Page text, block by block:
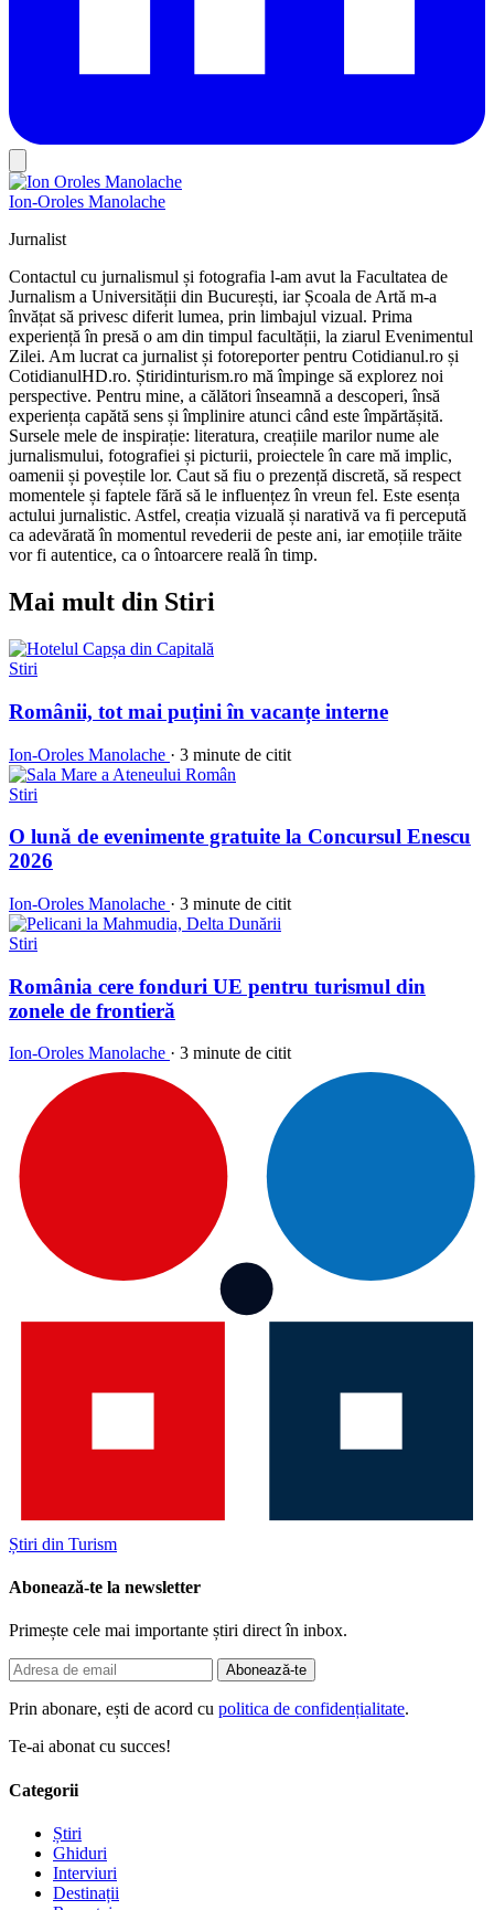
Ion-Oroles Manolache
Jurnalist
Contactul cu jurnalismul și fotografia l-am avut la Facultatea de
Jurnalism a Universității din București, iar Școala de Artă m-a
învățat să privesc diferit lumea, prin limbajul vizual. Prima
experiență în presă o am din timpul facultății, la ziarul Evenimentul
Zilei. Am lucrat ca jurnalist și fotoreporter pentru Cotidianul.ro și
CotidianulHD.ro. Știridinturism.ro mă împinge să explorez noi
perspective. Pentru mine, a călători înseamnă a descoperi, însă
experiența capătă sens și împlinire atunci când este împărtășită.
Sursele mele de inspirație: literatura, creațiile marilor nume ale
jurnalismului, fotografiei și picturii, proiectele în care mă implic,
oamenii și poveștile lor. Caut să fiu o prezență discretă, să respect
momentele și faptele fără să le influențez în vreun fel. Este esența
actului jurnalistic. Astfel, creația vizuală și narativă va fi percepută
ca adevărată în momentul revederii de peste ani, iar emoțiile trăite
vor fi autentice, ca o întoarcere reală în timp.
Mai mult din Stiri
Stiri
Românii, tot mai puțini în vacanțe interne
Ion-Oroles Manolache · 3 minute de citit
Stiri
O lună de evenimente gratuite la Concursul Enescu
2026
Ion-Oroles Manolache · 3 minute de citit
Stiri
România cere fonduri UE pentru turismul din
zonele de frontieră
Ion-Oroles Manolache · 3 minute de citit
Știri din Turism
Abonează-te la newsletter
Primește cele mai importante știri direct în inbox.
Abonează-te
Prin abonare, ești de acord cu politica de confidențialitate.
Te-ai abonat cu succes!
Categorii
Știri
Ghiduri
Interviuri
Destinații